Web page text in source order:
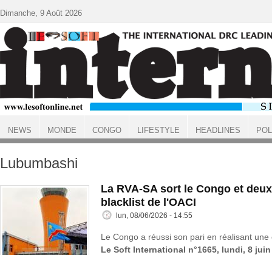
ACCUEIL
Lubumbashi
La RVA-SA sort le Congo et
blacklist de l'OACI
lun, 08/06/2026 - 14:55
Le Congo a réussi son pari en réalisant une
Le Soft International n°1665, lundi, 8
Dimanche, 9 Août 2026
NEWS MONDE CONGO LIFESTYLE HEADLINES